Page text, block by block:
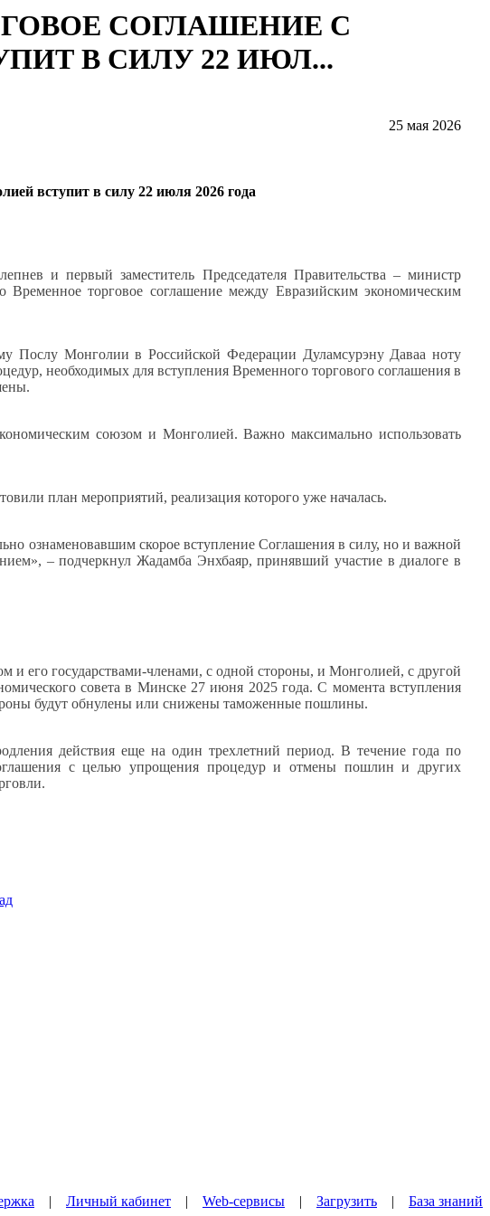
СОГЛАШЕНИЕ С
В СИЛУ 22 ИЮЛ...
25 мая 2026
вступит в силу 22 июля 2026 года
и первый заместитель Председателя Правительства – министр
торговое соглашение между Евразийским экономическим
Послу Монголии в Российской Федерации Дуламсурэну Даваа ноту
необходимых для вступления Временного торгового соглашения в
союзом и Монголией. Важно максимально использовать
план мероприятий, реализация которого уже началась.
ознаменовавшим скорое вступление Соглашения в силу, но и важной
– подчеркнул Жадамба Энхбаяр, принявший участие в диалоге в
его государствами-членами, с одной стороны, и Монголией, с другой
совета в Минске 27 июня 2025 года. С момента вступления
будут обнулены или снижены таможенные пошлины.
действия еще на один трехлетний период. В течение года по
с целью упрощения процедур и отмены пошлин и других
| Личный кабинет | Web-сервисы | Загрузить | База знаний